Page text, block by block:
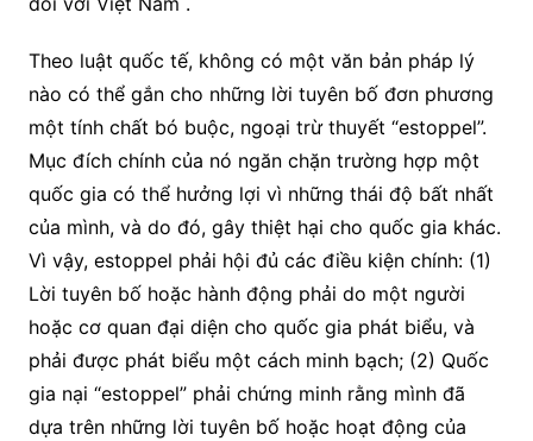
Theo luật quốc tế, không có một văn bản pháp lý
nào có thể gắn cho những lời tuyên bố đơn phương
một tính chất bó buộc, ngoại trừ thuyết “estoppel”.
Mục đích chính của nó ngăn chặn trường hợp một
quốc gia có thể hưởng lợi vì những thái độ bất nhất
của mình, và do đó, gây thiệt hại cho quốc gia khác.
Vì vậy, estoppel phải hội đủ các điều kiện chính: (1)
Lời tuyên bố hoặc hành động phải do một người
hoặc cơ quan đại diện cho quốc gia phát biểu, và
phải được phát biểu một cách minh bạch; (2) Quốc
gia nại “estoppel” phải chứng minh rằng mình đã
dựa trên những lời tuyên bố hoặc hoạt động của